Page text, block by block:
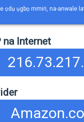
ọdụ ụgbọ mmiri, na-anwale
na Internet